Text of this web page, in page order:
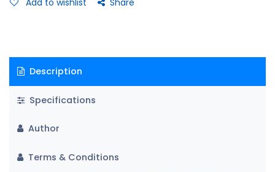
Add to wishlist Share
Description
Specifications
Author
Terms & Conditions